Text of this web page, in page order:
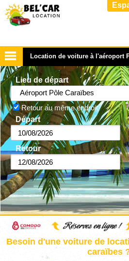
Location de voiture à l'aéroport
Lieu de départ
Aéroport Pôle Caraïbes
Retour au même endroit
Départ
Retour
Besoin d'une voiture de
caraïbes